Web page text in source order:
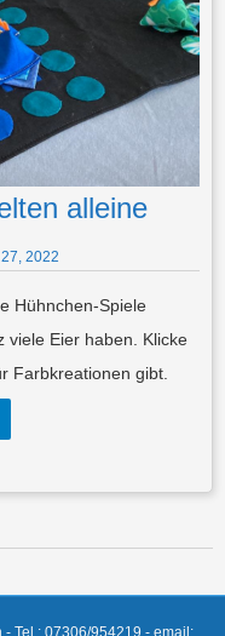
alleine
2022
Hühnchen-Spiele
viele Eier haben. Klicke
Farbkreationen gibt.